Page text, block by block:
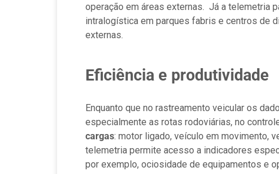
operação em áreas externas. Já a telemetria
intralogística em parques fabris e centros de
externas.
Eficiência e produtividade
Enquanto que no rastreamento veicular os
especialmente as rotas rodoviárias, no
cargas: motor ligado, veículo em movimento,
telemetria permite acesso a indicadores
por exemplo, ociosidade de equipamentos e